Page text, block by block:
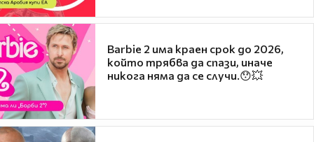
Barbie 2 има краен срок до 2026,
който трябва да спази, иначе
никога няма да се случи.😯💥